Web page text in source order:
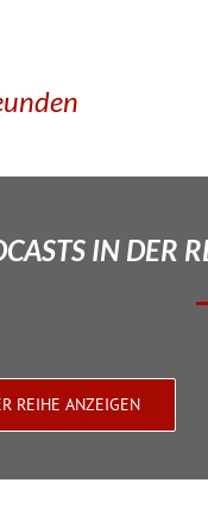
IN DER
REIHE ANZEIGEN